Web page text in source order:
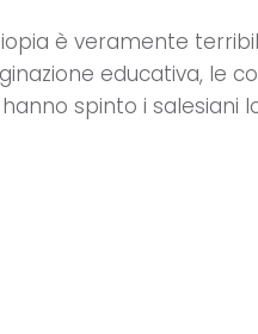
è veramente
educativa, le
spinto i salesiani